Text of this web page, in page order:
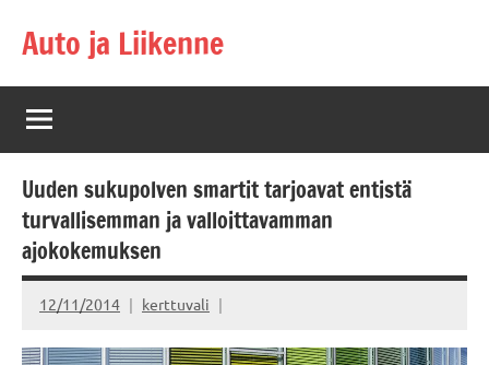
Auto ja Liikenne
Uuden sukupolven smartit tarjoavat entistä
turvallisemman ja valloittavamman
ajokokemuksen
12/11/2014 kerttuvali